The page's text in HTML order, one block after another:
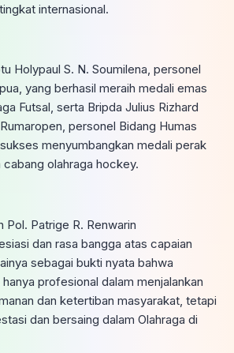
internasional.
Holypaul S. N. Soumilena, personel
yang berhasil meraih medali emas
Futsal, serta Bripda Julius Rizhard
personel Bidang Humas
menyumbangkan medali perak
olahraga hockey.
Pol. Patrige R. Renwarin
dan rasa bangga atas capaian
sebagai bukti nyata bahwa
profesional dalam menjalankan
dan ketertiban masyarakat, tetapi
dan bersaing dalam Olahraga di